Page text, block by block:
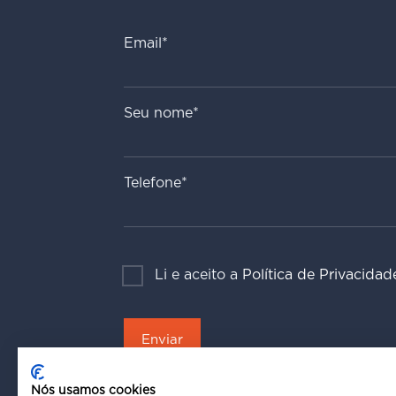
Email*
Seu nome*
Telefone*
Li e aceito a Política de
Nós usamos cookies